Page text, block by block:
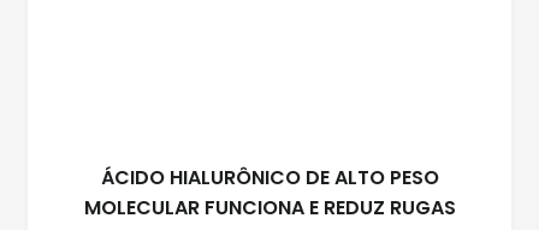
ÁCIDO HIALURÔNICO DE ALTO PESO
MOLECULAR FUNCIONA E REDUZ RUGAS